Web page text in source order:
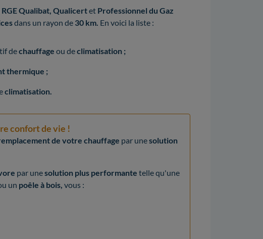
RGE Qualibat, Qualicertet Professionnel du Gaz
dans un rayon de 30 km. En voici la liste :
dechauffage ou declimatisation ;
thermique ;
climatisation.
confort de vie !
de votre chauffage par unesolution
par unesolution plus performante telle qu'une
un poêle à bois, vous :